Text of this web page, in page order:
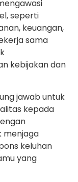
seperti
keuangan,
sama
kebijakan dan
jawab untuk
kepada
menjaga
keluhan
yang